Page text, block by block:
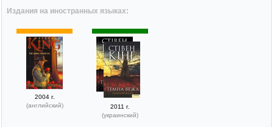
Издания на иностранных языках:
2004 г.
(английский)
2011 г.
(украинский)